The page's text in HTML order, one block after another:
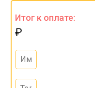
Итог к оплате:
₽